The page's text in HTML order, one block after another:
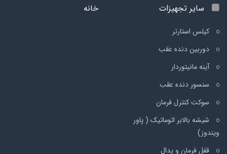
سایر تجهیزات
کیلس استارتر
دوربین دنده عقب
آینه مانیتوردار
سنسور دنده عقب
سوکت کنترل فرمان
شیشه بالابر اتوماتیک ( پاور
ویندوز)
قفل فرمان و پدال
خانه